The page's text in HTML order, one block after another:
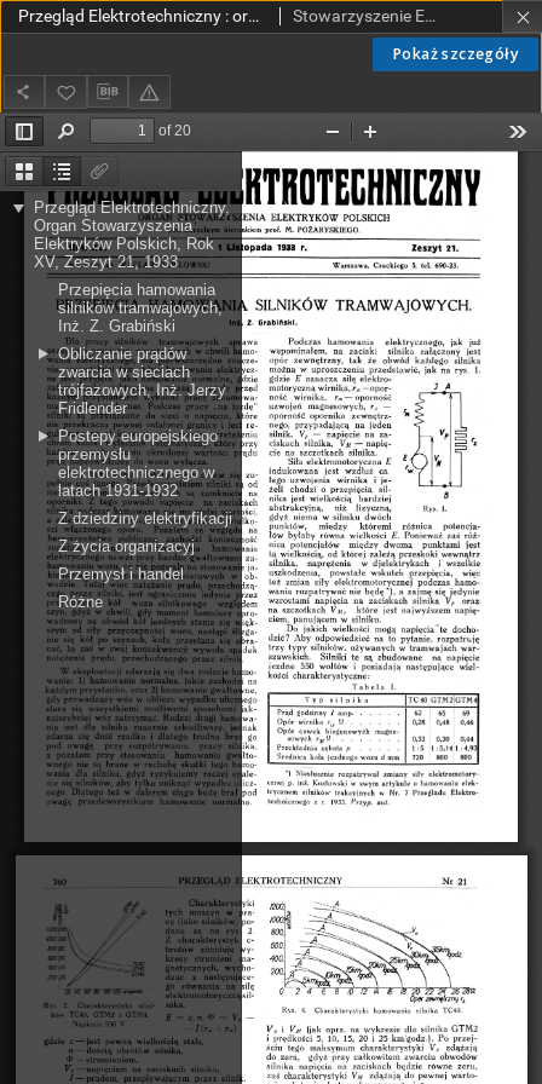
Pokaż szczegóły
Przegląd Elektrotechniczny : organ Stowarzyszenia Elektrotechników Polskich R. XV z. 21 (1933) Stowarzyszenie Elektrotechników Polskich.